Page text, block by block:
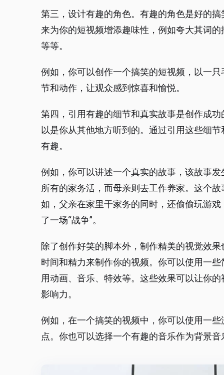
第三，设计有趣的角色。有趣的角色是好的
来为你的短视频增添趣味性，例如夸大其词
等等。
例如，你可以创作一个搞笑的短视频，以一
节和动作，让观众感到惊喜和愉悦。
第四，引用有趣的细节和真实故事是创作成
以是你从其他地方听到的。通过引用这些细
有趣。
例如，你可以讲述一个真实的故事，该故事
所有的家务活，而母亲则去工作养家。这个
如，父亲在家里干家务的同时，还偷偷玩游
了一场“战争”。
除了创作好笑的脚本外，制作精美的视觉效
时间和精力来制作你的视频。你可以使用一
用动画、音乐、特效等。这些效果可以让你
影响力。
例如，在一个搞笑的视频中，你可以使用一
点。你也可以选择一个有趣的音乐作为背景